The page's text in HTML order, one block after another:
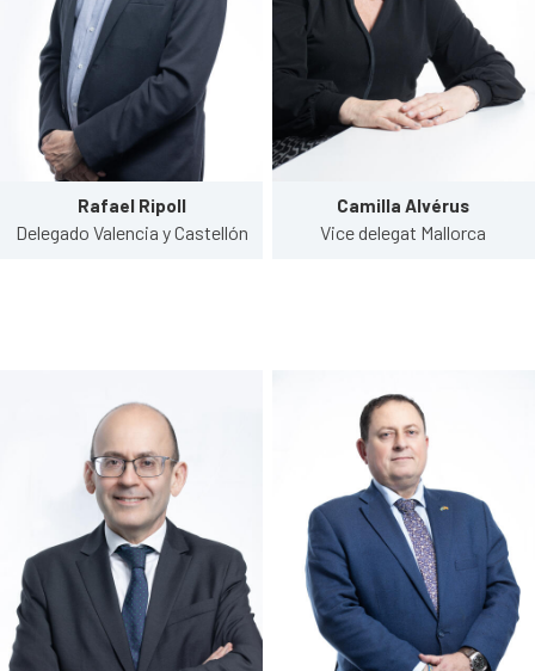
Rafael Ripoll
Delegado Valencia y Castellón
Camilla Alvérus
Vice delegat Mallorca